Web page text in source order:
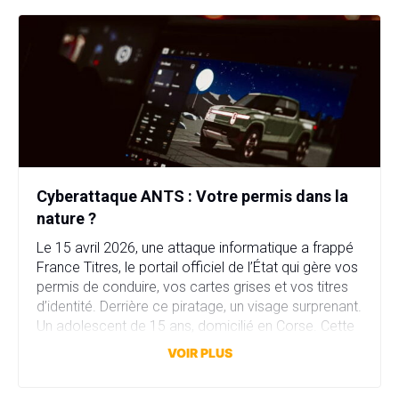
Cyberattaque ANTS : Votre permis dans la
nature ?
Le 15 avril 2026, une attaque informatique a frappé
France Titres, le portail officiel de l’État qui gère vos
permis de conduire, vos cartes grises et vos titres
d’identité. Derrière ce piratage, un visage surprenant.
Un adolescent de 15 ans, domicilié en Corse. Cette
attaque a compromis plus de 11,7 millions comptes
VOIR PLUS